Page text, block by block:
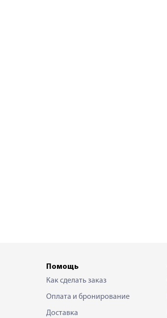
Помощь
Как сделать заказ
Оплата и бронирование
Доставка